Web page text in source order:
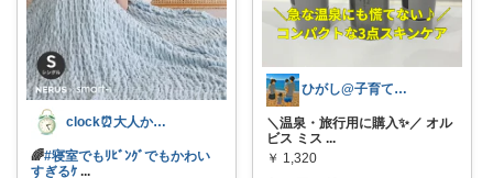
clock⏰大人かわいい
🌈#寝室でもﾘﾋﾞﾝｸﾞでもかわい
すぎるｹ ...
ひがし@子育て夫婦の役立ちアイテム
＼温泉・旅行用に購入✨／ オル
ビス ミス ...
￥ 1,320